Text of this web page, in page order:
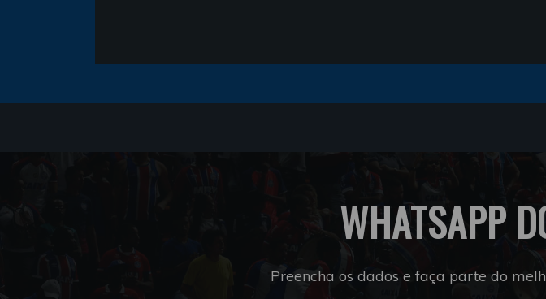
WHATSAPP
Preencha os dados e faça parte do